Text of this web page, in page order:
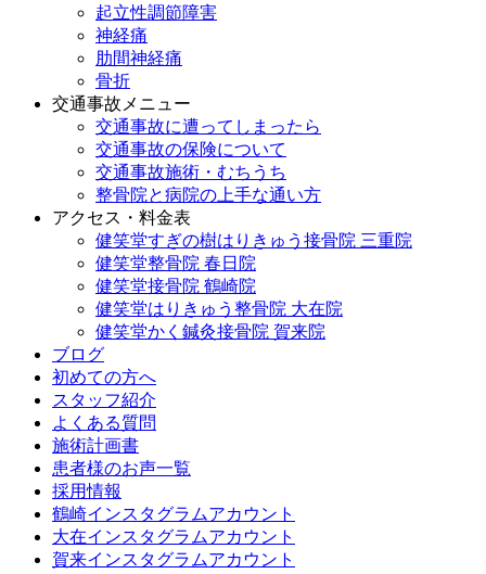
起立性調節障害
神経痛
肋間神経痛
骨折
交通事故メニュー
交通事故に遭ってしまったら
交通事故の保険について
交通事故施術・むちうち
整骨院と病院の上手な通い方
アクセス・料金表
健笑堂すぎの樹はりきゅう接骨院 三重院
健笑堂整骨院 春日院
健笑堂接骨院 鶴崎院
健笑堂はりきゅう整骨院 大在院
健笑堂かく鍼灸接骨院 賀来院
ブログ
初めての方へ
スタッフ紹介
よくある質問
施術計画書
患者様のお声一覧
採用情報
鶴崎インスタグラムアカウント
大在インスタグラムアカウント
賀来インスタグラムアカウント